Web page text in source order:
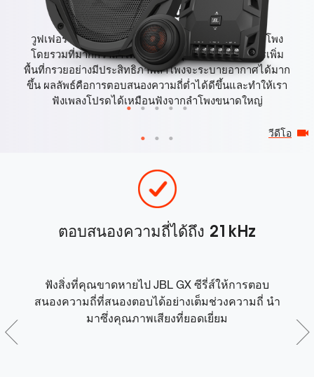
วีดีโอ
วูฟเฟอร์โคน Plus One™
วูฟเฟอร์โคน Plus One ของ GX600C ให้พื้นที่กรวยลำโพง
โดยรวมที่มากกว่าลำโพงตัวอื่นในรุ่นเดียวกัน ด้วยการเพิ่ม
พื้นที่กรวยอย่างมีประสิทธิภาพลำโพงจะระบายอากาศได้มาก
ขึ้น ผลลัพธ์คือการตอบสนองความถี่ต่ำได้ดีขึ้นและทำให้เรา
ฟังเพลงโปรดได้เหมือนฟังจากลำโพงขนาดใหญ่
ต
ตอบสนองความถี่ได้ถึง 21kHz
ฟังสิ่งที่คุณขาดหายไป JBL GX ซีรี่ส์ให้การตอบ
สนองความถี่ที่สนองตอบได้อย่างเต็มช่วงความถี่ นำ
มาซึ่งคุณภาพเสียงที่ยอดเยี่ยม